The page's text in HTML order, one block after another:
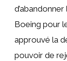
Boeing pour
approuvé la
pouvoir de